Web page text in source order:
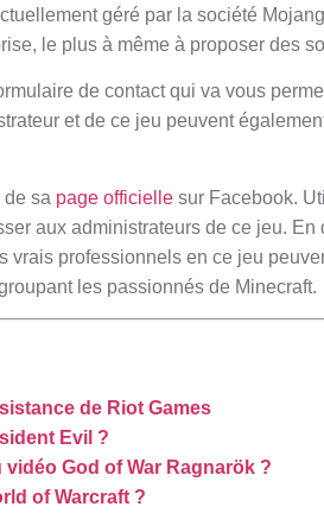
géré par la société
le plus à même à proposer des
de contact qui va vous
et de ce jeu peuvent
de sa page officielle sur Facebook.
aux administrateurs de ce jeu.
vrais professionnels en ce jeu
les passionnés de Minecraft.
de Riot Games
Evil ?
God of War Ragnarök ?
of Warcraft ?